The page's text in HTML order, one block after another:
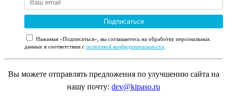
Подписаться
Нажимая «Подписаться», вы соглашаетесь на обработку персональных
данных в соответствии с политикой конфиденциальности
Вы можете отправлять предложения по улучшению сайта на
нашу почту: dev@kipaso.ru